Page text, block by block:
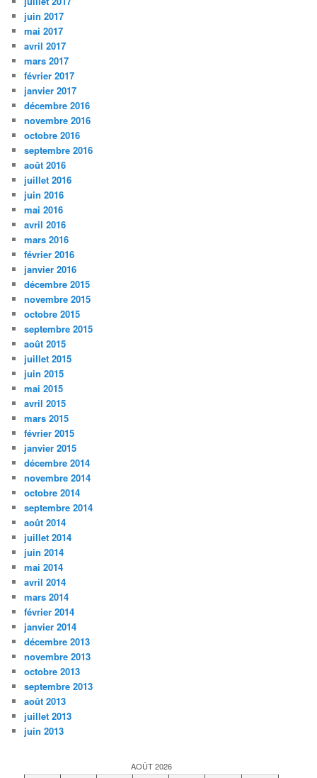
juin 2017
mai 2017
avril 2017
mars 2017
février 2017
janvier 2017
décembre 2016
novembre 2016
octobre 2016
septembre 2016
août 2016
juillet 2016
juin 2016
mai 2016
avril 2016
mars 2016
février 2016
janvier 2016
décembre 2015
novembre 2015
octobre 2015
septembre 2015
août 2015
juillet 2015
juin 2015
mai 2015
avril 2015
mars 2015
février 2015
janvier 2015
décembre 2014
novembre 2014
octobre 2014
septembre 2014
août 2014
juillet 2014
juin 2014
mai 2014
avril 2014
mars 2014
février 2014
janvier 2014
décembre 2013
novembre 2013
octobre 2013
septembre 2013
août 2013
juillet 2013
juin 2013
AOÛT 2026